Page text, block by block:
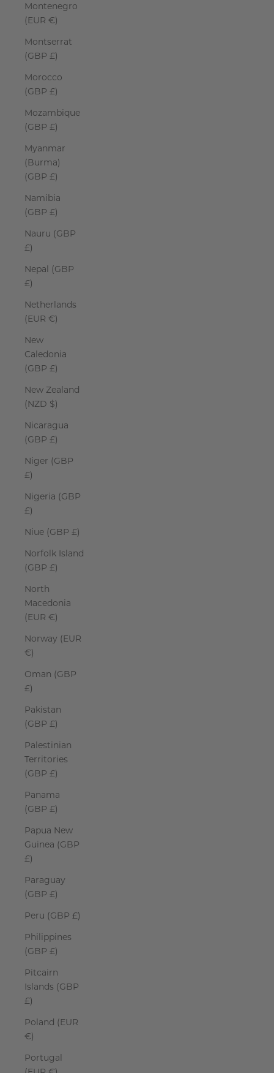
Montenegro
(EUR €)
Montserrat
(GBP £)
Morocco
(GBP £)
Mozambique
(GBP £)
Myanmar
(Burma)
(GBP £)
Namibia
(GBP £)
Nauru (GBP
£)
Nepal (GBP
£)
Netherlands
(EUR €)
New
Caledonia
(GBP £)
New Zealand
(NZD $)
Nicaragua
(GBP £)
Niger (GBP
£)
Nigeria (GBP
£)
Niue (GBP £)
Norfolk Island
(GBP £)
North
Macedonia
(EUR €)
Norway (EUR
€)
Oman (GBP
£)
Pakistan
(GBP £)
Palestinian
Territories
(GBP £)
Panama
(GBP £)
Papua New
Guinea (GBP
£)
Paraguay
(GBP £)
Peru (GBP £)
Philippines
(GBP £)
Pitcairn
Islands (GBP
£)
Poland (EUR
€)
Portugal